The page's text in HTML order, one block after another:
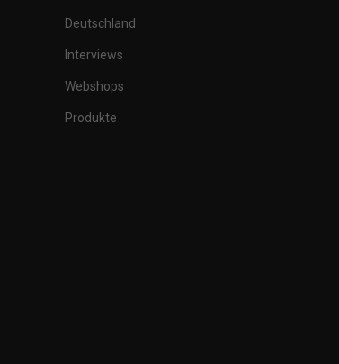
Deutschland
Interviews
Webshops
Produkte